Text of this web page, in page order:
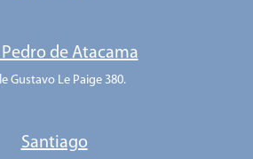
Pedro de Atacama
Gustavo Le Paige 380.
Santiago